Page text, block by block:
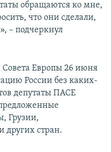
обращаются ко мне,
что они сделали,
– подчеркнул
Совета Европы 26 июня
России без каких-
депутаты ПАСЕ
Грузии,
других стран.